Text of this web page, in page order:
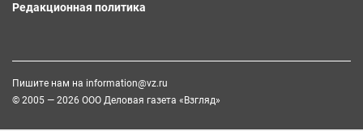
Редакционная политика
Пишите нам на information@vz.ru
© 2005 — 2026 ООО Деловая газета «Взгляд»